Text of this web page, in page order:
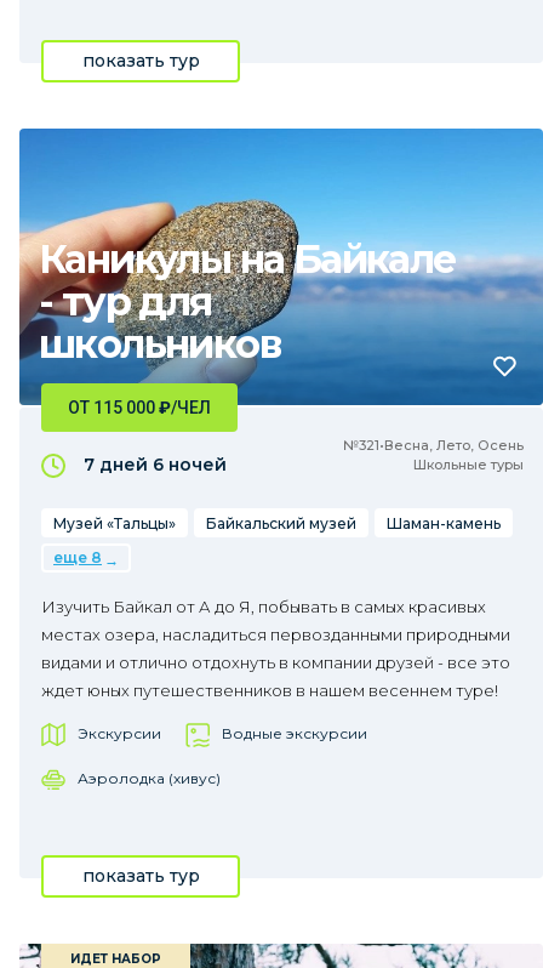
показать тур
Каникулы на Байкале
- тур для
школьников
№321•Весна, Лето, Осень
Школьные туры
ОТ 115 000₽/ЧЕЛ
7 дней 6 ночей
Музей «Тальцы» Байкальский музей
Шаман-камень
еще 8
Изучить Байкал от А до Я, побывать в самых красивых
местах озера, насладиться первозданными природными
видами и отлично отдохнуть в компании друзей - все это
ждет юных путешественников в нашем весеннем туре!
Экскурсии Водные экскурсии
Аэролодка (хивус)
показать тур
ИДЕТ НАБОР